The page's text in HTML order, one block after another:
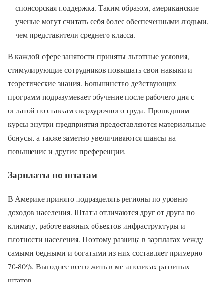
спонсорская поддержка. Таким образом, американские
ученые могут считать себя более обеспеченными людьми,
чем представители среднего класса.
В каждой сфере занятости приняты льготные условия,
стимулирующие сотрудников повышать свои навыки и
теоретические знания. Большинство действующих
программ подразумевает обучение после рабочего дня с
оплатой по ставкам сверхурочного труда. Прошедшим
курсы внутри предприятия предоставляются материальные
бонусы, а также заметно увеличиваются шансы на
повышение и другие преференции.
Зарплаты по штатам
В Америке принято подразделять регионы по уровню
доходов населения. Штаты отличаются друг от друга по
климату, работе важных объектов инфраструктуры и
плотности населения. Поэтому разница в зарплатах между
самыми бедными и богатыми из них составляет примерно
70-80%. Выгоднее всего жить в мегаполисах развитых
штатов.